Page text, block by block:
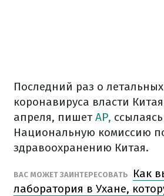
Последний раз о
коронавируса власти
апреля, пишетAP,
Национальную комиссию
здравоохранению Китая.
ВАС МОЖЕТ ЗАИНТЕРЕСОВАТЬ
Как
лаборатория в Ухане,